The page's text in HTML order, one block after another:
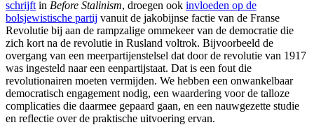
schrijft in Before Stalinism, droegen ook invloeden op de
bolsjewistische partij vanuit de jakobijnse factie van de Franse
Revolutie bij aan de rampzalige ommekeer van de democratie die
zich kort na de revolutie in Rusland voltrok. Bijvoorbeeld de
overgang van een meerpartijenstelsel dat door de revolutie van 1917
was ingesteld naar een eenpartijstaat. Dat is een fout die
revolutionairen moeten vermijden. We hebben een onwankelbaar
democratisch engagement nodig, een waardering voor de talloze
complicaties die daarmee gepaard gaan, en een nauwgezette studie
en reflectie over de praktische uitvoering ervan.